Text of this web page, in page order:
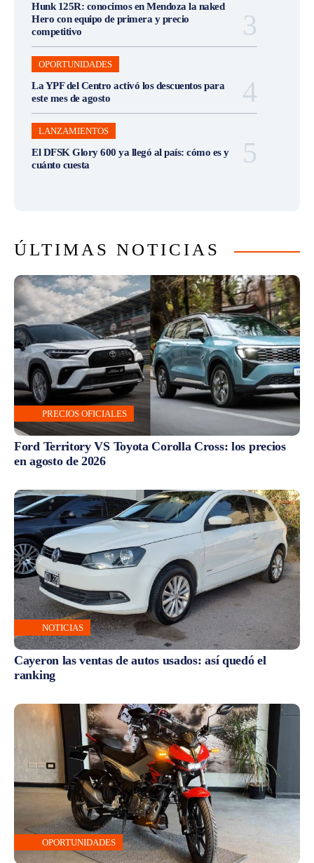
Hunk 125R: conocimos en Mendoza la naked
Hero con equipo de primera y precio
competitivo
OPORTUNIDADES
La YPF del Centro activó los descuentos para
este mes de agosto
LANZAMIENTOS
El DFSK Glory 600 ya llegó al país: cómo es y
cuánto cuesta
ÚLTIMAS NOTICIAS
PRECIOS OFICIALES
Ford Territory VS Toyota Corolla Cross: los precios
en agosto de 2026
NOTICIAS
Cayeron las ventas de autos usados: así quedó el
ranking
OPORTUNIDADES